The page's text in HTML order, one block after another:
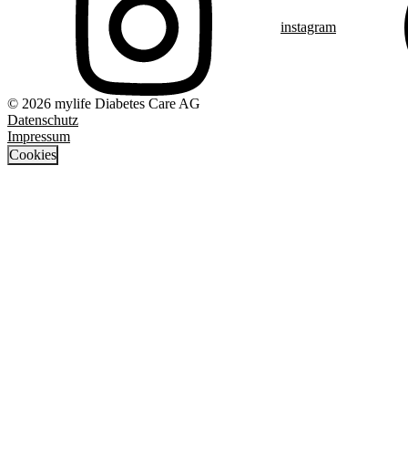
instagram
© 2026 mylife Diabetes Care AG
Datenschutz
Impressum
Cookies